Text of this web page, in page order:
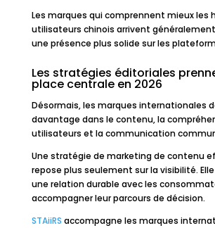
Les marques qui comprennent mieux les
utilisateurs chinois arrivent
une présence plus solide sur les
Les stratégies éditoriales
place centrale en 2026
Désormais, les marques internationales
davantage dans le contenu, la
utilisateurs et la communication
Une stratégie de marketing de contenu
repose plus seulement sur la visibilité.
une relation durable avec les
accompagner leur parcours de décision.
STAiiRS accompagne les marques